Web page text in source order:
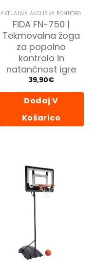
AKTUALNA AKCIJSKA PONUDBA
FIDA FN-750 |
Tekmovalna žoga
za popolno
kontrolo in
natančnost igre
39,90€
Dodaj V
Košarico